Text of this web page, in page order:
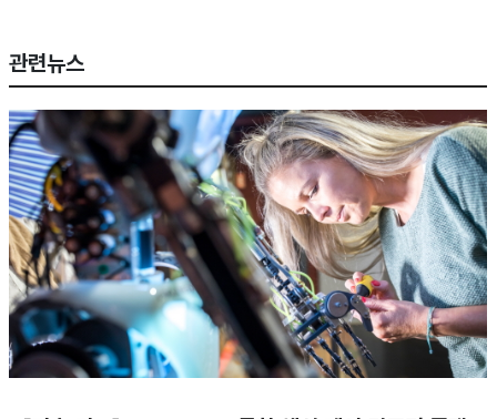
관련뉴스